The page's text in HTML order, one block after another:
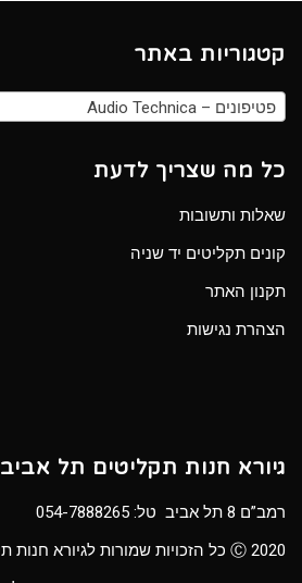
קטגוריות באתר
פטיפונים – Audio Technica
כל מה שצריך לדעת
שאלות ותשובות
קונים תקליטים יד שניה
תקנון האתר
הצהרת נגישות
גיורא חנות תקליטים תל אביב
רמב”ם 8 תל אביב טל:
054-7888265
Ⓒ 2020 כל הזכויות שמורות לגיורא חנות תקליטים